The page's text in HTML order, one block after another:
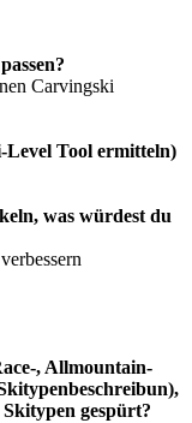
Carvingski
Level Tool ermitteln)
was würdest du
, Allmountain-
gespürt?